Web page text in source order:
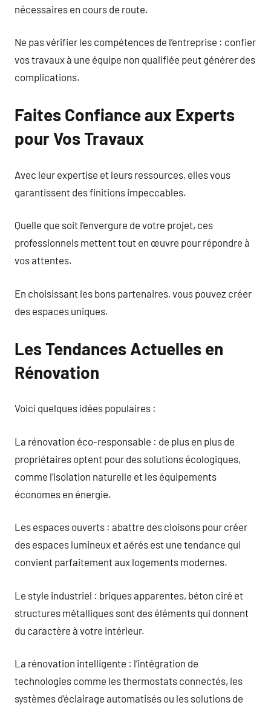
nécessaires en cours de route.
Ne pas vérifier les compétences de l’entreprise : confier
vos travaux à une équipe non qualifiée peut générer des
complications.
Faites Confiance aux Experts
pour Vos Travaux
Avec leur expertise et leurs ressources, elles vous
garantissent des finitions impeccables.
Quelle que soit l’envergure de votre projet, ces
professionnels mettent tout en œuvre pour répondre à
vos attentes.
En choisissant les bons partenaires, vous pouvez créer
des espaces uniques.
Les Tendances Actuelles en
Rénovation
Voici quelques idées populaires :
La rénovation éco-responsable : de plus en plus de
propriétaires optent pour des solutions écologiques,
comme l’isolation naturelle et les équipements
économes en énergie.
Les espaces ouverts : abattre des cloisons pour créer
des espaces lumineux et aérés est une tendance qui
convient parfaitement aux logements modernes.
Le style industriel : briques apparentes, béton ciré et
structures métalliques sont des éléments qui donnent
du caractère à votre intérieur.
La rénovation intelligente : l’intégration de
technologies comme les thermostats connectés, les
systèmes d’éclairage automatisés ou les solutions de